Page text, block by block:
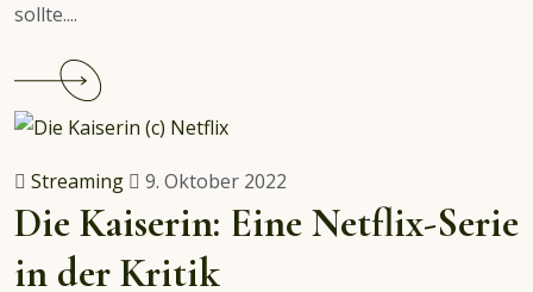
sollte....
Adoptieren
statt
kaufen:
Willkommen
Floki!
Streaming 9. Oktober 2022
Die Kaiserin: Eine Netflix-Serie
in der Kritik